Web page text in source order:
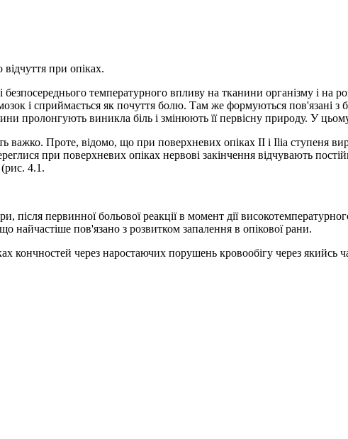
при опіках.
безпосереднього температурного впливу на тканини організму і на
і сприймається як почуття болю. Там же формуються пов'язані
пролонгують виникла біль і змінюють її первісну природу. У
важко. Проте, відомо, що при поверхневих опіках II і Ilia ступеня
при поверхневих опіках нервові закінчення відчувають
(рис. 4.1.
первинної больової реакції в момент дії
найчастіше пов'язано з розвитком запалення в опікової рани.
кончностей через наростаючих порушень кровообігу через якийсь